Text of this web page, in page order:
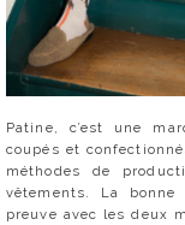
Patine, c’est une
coupés et
méthodes de
vêtements. La
preuve avec les deux